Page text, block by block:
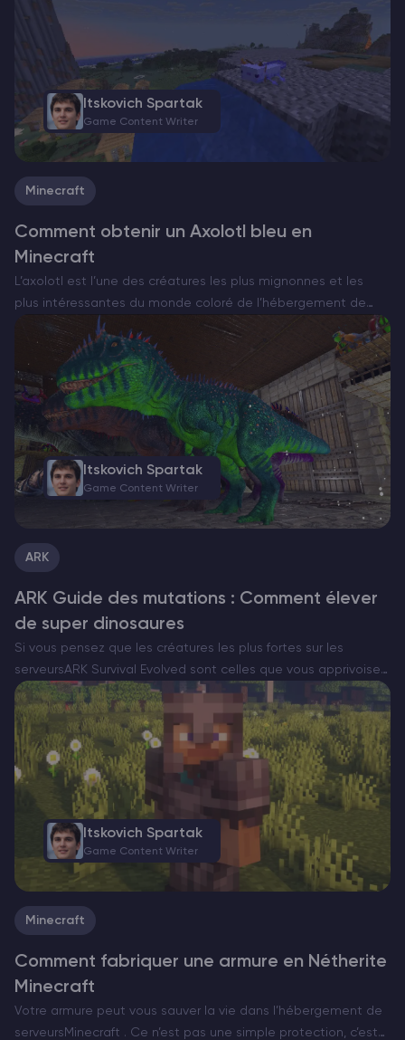
Minecraft
Comment obtenir un Axolotl bleu en
Minecraft
L’axolotl est l’une des créatures les plus mignonnes et les
plus intéressantes du monde coloré de l’hébergement de
serveursMinecraft . L ‘axolotl bleu est le type le plus rare et le
plus recherché de ces…
Itskovich Spartak
Game Content Writer
ARK
ARK Guide des mutations : Comment élever
de super dinosaures
Si vous pensez que les créatures les plus fortes sur les
serveursARK Survival Evolved sont celles que vous apprivoisez
dans la nature, c’est que vous n’avez pas encore rencontré de
bête à mutation. La véritable…
Itskovich Spartak
Game Content Writer
Minecraft
Comment fabriquer une armure en Nétherite
Minecraft
Votre armure peut vous sauver la vie dans l’hébergement de
serveursMinecraft . Ce n’est pas une simple protection, c’est
Itskovich Spartak
Game Content Writer